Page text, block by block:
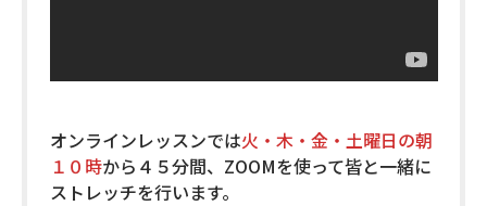
オンラインレッスンでは火・木・金・土曜日の朝
１０時から４５分間、ZOOMを使って皆と一緒に
ストレッチを行います。